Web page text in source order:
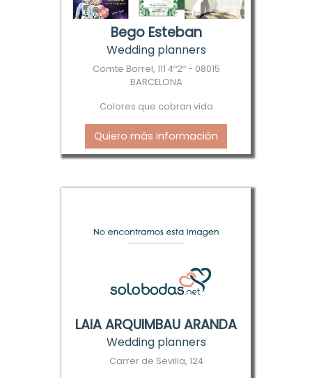
Bego Esteban
Wedding planners
Comte Borrel, 111 4º2º - 08015
BARCELONA
Colores que cobran vida
Quiero más información
LAIA ARQUIMBAU ARANDA
Wedding planners
Carrer de Sevilla, 124